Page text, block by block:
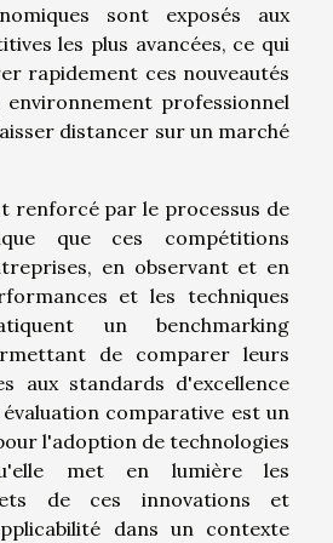
sont exposés aux
les plus avancées, ce qui
rapidement ces nouveautés
professionnel
distancer sur un marché
renforcé par le processus de
que ces compétitions
en observant et en
et les techniques
un benchmarking
de comparer leurs
aux standards d'excellence
comparative est un
l'adoption de technologies
met en lumière les
de ces innovations et
dans un contexte